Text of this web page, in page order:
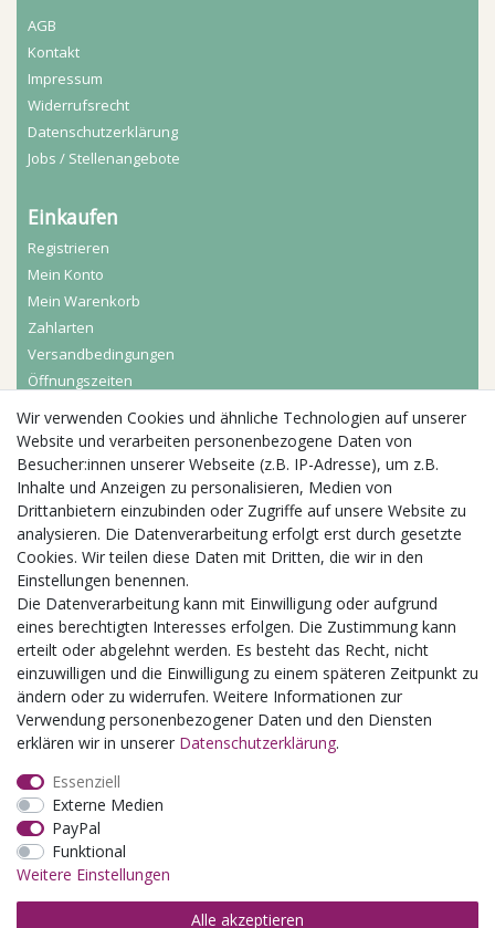
AGB
Kontakt
Impressum
Widerrufs­recht
Daten­schutz­erklärung
Jobs / Stellenangebote
Einkaufen
Registrieren
Mein Konto
Mein Warenkorb
Zahlarten
Versandbedingungen
Öffnungszeiten
Aktuelles
Busgruppen
Kindergeburtstage
Kindergartenausflug
Schulklassenausflug
Zwillingsrabatt
Wir verwenden Cookies und ähnliche Technologien auf unserer
Website und verarbeiten personenbezogene Daten von
Besucher:innen unserer Webseite (z.B. IP-Adresse), um z.B.
Inhalte und Anzeigen zu personalisieren, Medien von
Drittanbietern einzubinden oder Zugriffe auf unsere Website zu
analysieren. Die Datenverarbeitung erfolgt erst durch gesetzte
Cookies. Wir teilen diese Daten mit Dritten, die wir in den
Einstellungen benennen.
Die Datenverarbeitung kann mit Einwilligung oder aufgrund
eines berechtigten Interesses erfolgen. Die Zustimmung kann
erteilt oder abgelehnt werden. Es besteht das Recht, nicht
einzuwilligen und die Einwilligung zu einem späteren Zeitpunkt zu
ändern oder zu widerrufen. Weitere Informationen zur
Verwendung personenbezogener Daten und den Diensten
erklären wir in unserer Daten­schutz­erklärung.
Essenziell
Externe Medien
PayPal
Funktional
Weitere Einstellungen
Alle akzeptieren